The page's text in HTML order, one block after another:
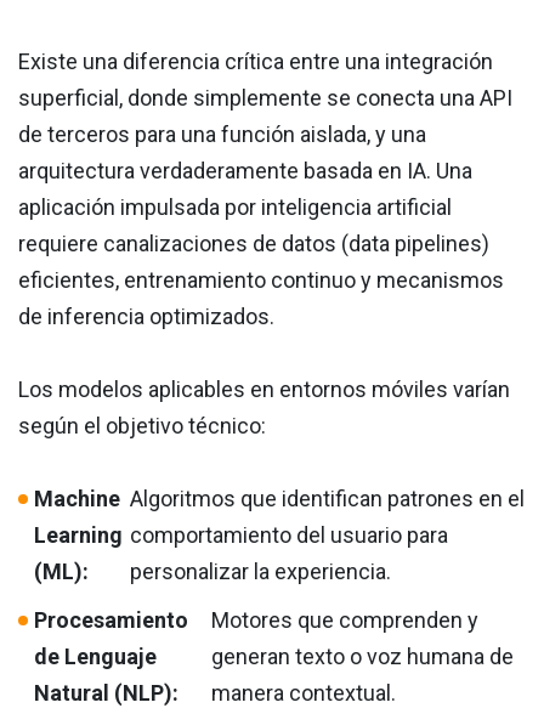
Existe una diferencia crítica entre una integración
superficial, donde simplemente se conecta una API
de terceros para una función aislada, y una
arquitectura verdaderamente basada en IA. Una
aplicación impulsada por inteligencia artificial
requiere canalizaciones de datos (data pipelines)
eficientes, entrenamiento continuo y mecanismos
de inferencia optimizados.
Los modelos aplicables en entornos móviles varían
según el objetivo técnico:
Machine
Learning
(ML):
Algoritmos que identifican patrones en el
comportamiento del usuario para
personalizar la experiencia.
Procesamiento
de Lenguaje
Natural (NLP):
Motores que comprenden y
generan texto o voz humana de
manera contextual.